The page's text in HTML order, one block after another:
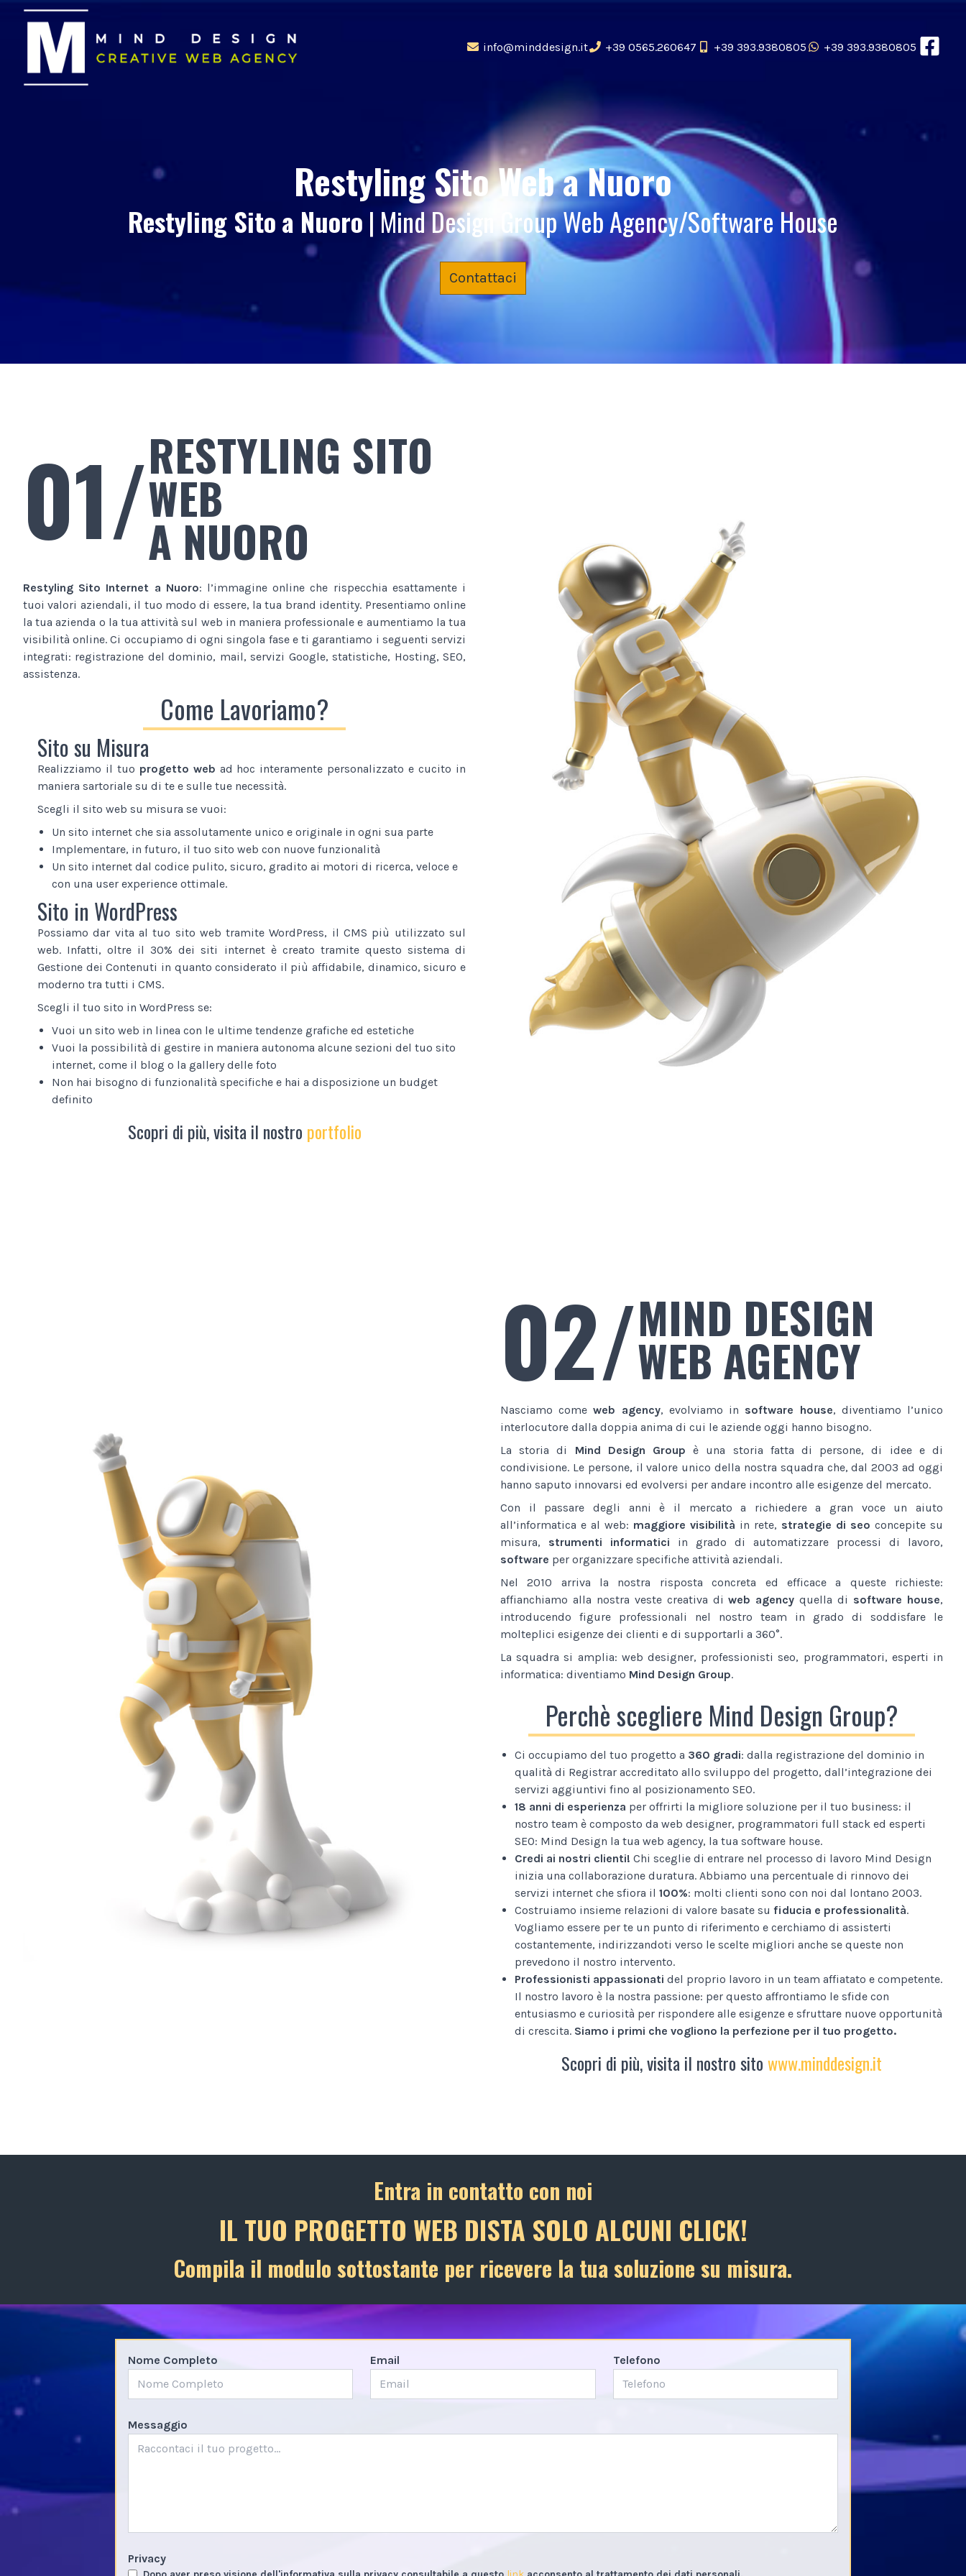
info@minddesign.it +39 0565.260647 +39 393.9380805 +39 393.9380805
Restyling Sito Weba Nuoro
Restyling Sitoa Nuoro | Mind Design Group Web Agency/Software House
Contattaci
01/RESTYLING SITO
WEB
A NUORO
Restyling Sito Internet a Nuoro: l’immagine online che rispecchia esattamente i
tuoi valori aziendali, il tuo modo di essere, la tua brand identity. Presentiamo online
la tua azienda o la tua attività sul web in maniera professionale e aumentiamo la tua
visibilità online. Ci occupiamo di ogni singola fase e ti garantiamo i seguenti servizi
integrati: registrazione del dominio, mail, servizi Google, statistiche, Hosting, SEO,
assistenza.
Come Lavoriamo?
Sito su Misura
Realizziamo il tuo progetto web ad hoc interamente personalizzato e cucito in
maniera sartoriale su di te e sulle tue necessità.
Scegli il sito web su misura se vuoi:
Un sito internet che sia assolutamente unico e originale in ogni sua parte
Implementare, in futuro, il tuo sito web con nuove funzionalità
Un sito internet dal codice pulito, sicuro, gradito ai motori di ricerca, veloce e
con una user experience ottimale.
Sito in WordPress
Possiamo dar vita al tuo sito web tramite WordPress, il CMS più utilizzato sul
web. Infatti, oltre il 30% dei siti internet è creato tramite questo sistema di
Gestione dei Contenuti in quanto considerato il più affidabile, dinamico, sicuro e
moderno tra tutti i CMS.
Scegli il tuo sito in WordPress se:
Vuoi un sito web in linea con le ultime tendenze grafiche ed estetiche
Vuoi la possibilità di gestire in maniera autonoma alcune sezioni del tuo sito
internet, come il blog o la gallery delle foto
Non hai bisogno di funzionalità specifiche e hai a disposizione un budget
definito
Scopri di più, visita il nostro portfolio
02/MIND DESIGN
WEB AGENCY
Nasciamo comeweb agency, evolviamo in software house, diventiamo l’unico
interlocutore dalla doppia anima di cui le aziende oggi hanno bisogno.
La storia di Mind Design Group è una storia fatta di persone, di idee e di
condivisione. Le persone, il valore unico della nostra squadra che, dal 2003 ad oggi
hanno saputo innovarsi ed evolversi per andare incontro alle esigenze del mercato.
Con il passare degli anni è il mercato a richiedere a gran voce un aiuto
all’informatica e al web: maggiore visibilità in rete, strategie di seo concepite su
misura, strumenti informatici in grado di automatizzare processi di lavoro,
software per organizzare specifiche attività aziendali.
Nel 2010 arriva la nostra risposta concreta ed efficace a queste richieste:
affianchiamo alla nostra veste creativa diweb agency quella di software house,
introducendo figure professionali nel nostro team in grado di soddisfare le
molteplici esigenze dei clienti e di supportarli a 360°.
La squadra si amplia: web designer, professionisti seo, programmatori, esperti in
informatica: diventiamo Mind Design Group.
Perchè scegliere Mind Design Group?
Ci occupiamo del tuo progetto a 360 gradi: dalla registrazione del dominio in
qualità di Registrar accreditato allo sviluppo del progetto, dall’integrazione dei
servizi aggiuntivi fino al posizionamento SEO.
18 anni di esperienza per offrirti la migliore soluzione per il tuo business: il
nostro team è composto da web designer, programmatori full stack ed esperti
SEO: Mind Design la tua web agency, la tua software house.
Credi ai nostri clienti! Chi sceglie di entrare nel processo di lavoro Mind Design
inizia una collaborazione duratura. Abbiamo una percentuale di rinnovo dei
servizi internet che sfiora il 100%: molti clienti sono con noi dal lontano 2003.
Costruiamo insieme relazioni di valore basate su fiducia e professionalità.
Vogliamo essere per te un punto di riferimento e cerchiamo di assisterti
costantemente, indirizzandoti verso le scelte migliori anche se queste non
prevedono il nostro intervento.
Professionisti appassionati del proprio lavoro in un team affiatato e competente.
Il nostro lavoro è la nostra passione: per questo affrontiamo le sfide con
entusiasmo e curiosità per rispondere alle esigenze e sfruttare nuove opportunità
di crescita. Siamo i primi che vogliono la perfezione per il tuo progetto.
Scopri di più, visita il nostro sitowww.minddesign.it
Entra in contatto con noi
IL TUO PROGETTO WEB DISTA SOLO ALCUNI CLICK!
Compila il modulo sottostante per ricevere la tua soluzione su misura.
Nome Completo Email Telefono
Messaggio
Privacy